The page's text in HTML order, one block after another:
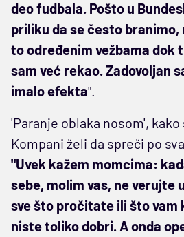
deo fudbala. Pošto u
priliku da se često
to određenim vežbama dok
sam već rekao. Zadovoljan
imalo efekta".
'Paranje oblaka nosom',
Kompani želi da spreči po
"Uvek kažem momcima:
sebe, molim vas, ne verujte
sve što pročitate ili što vam
niste toliko dobri. A onda